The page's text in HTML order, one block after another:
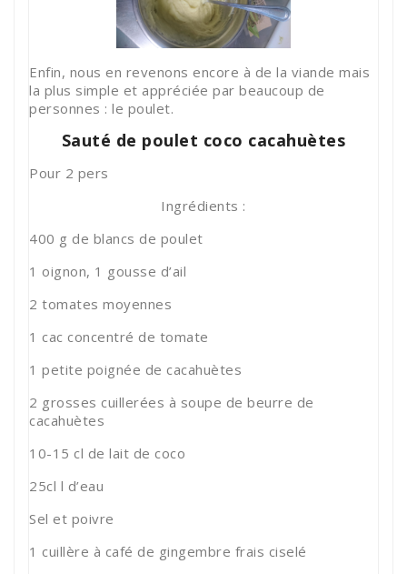
Enfin, nous en revenons encore à de la viande mais
la plus simple et appréciée par beaucoup de
personnes : le poulet.
Sauté de poulet coco cacahuètes
Pour 2 pers
Ingrédients :
400 g de blancs de poulet
1 oignon, 1 gousse d’ail
2 tomates moyennes
1 cac concentré de tomate
1 petite poignée de cacahuètes
2 grosses cuillerées à soupe de beurre de
cacahuètes
10-15 cl de lait de coco
25cl l d’eau
Sel et poivre
1 cuillère à café de gingembre frais ciselé